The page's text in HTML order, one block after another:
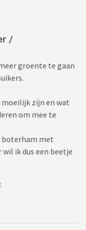
/
groente te gaan
zijn en wat
om mee te
boterham met
wil ik dus een beetje